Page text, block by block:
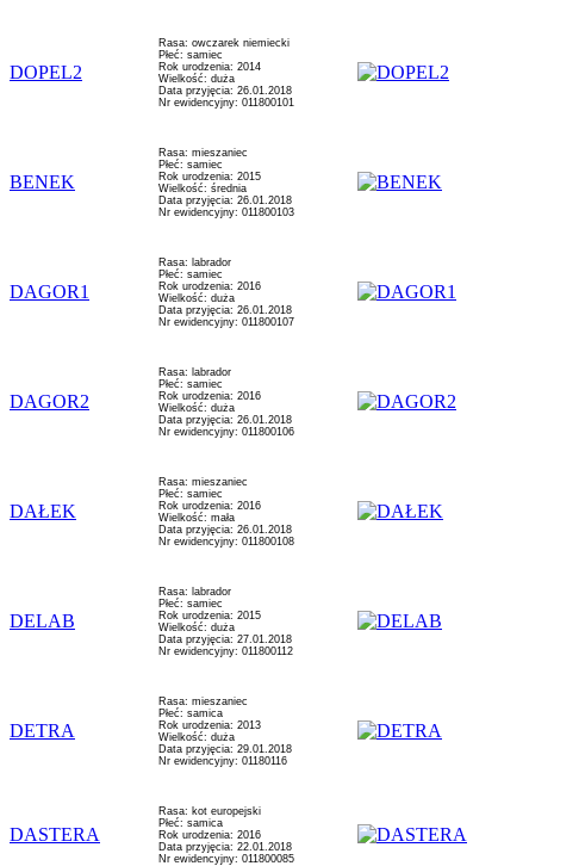
DOPEL2
Rasa: owczarek niemiecki
Płeć: samiec
Rok urodzenia: 2014
Wielkość: duża
Data przyjęcia: 26.01.2018
Nr ewidencyjny: 011800101
BENEK
Rasa: mieszaniec
Płeć: samiec
Rok urodzenia: 2015
Wielkość: średnia
Data przyjęcia: 26.01.2018
Nr ewidencyjny: 011800103
DAGOR1
Rasa: labrador
Płeć: samiec
Rok urodzenia: 2016
Wielkość: duża
Data przyjęcia: 26.01.2018
Nr ewidencyjny: 011800107
DAGOR2
Rasa: labrador
Płeć: samiec
Rok urodzenia: 2016
Wielkość: duża
Data przyjęcia: 26.01.2018
Nr ewidencyjny: 011800106
DAŁEK
Rasa: mieszaniec
Płeć: samiec
Rok urodzenia: 2016
Wielkość: mała
Data przyjęcia: 26.01.2018
Nr ewidencyjny: 011800108
DELAB
Rasa: labrador
Płeć: samiec
Rok urodzenia: 2015
Wielkość: duża
Data przyjęcia: 27.01.2018
Nr ewidencyjny: 011800112
DETRA
Rasa: mieszaniec
Płeć: samica
Rok urodzenia: 2013
Wielkość: duża
Data przyjęcia: 29.01.2018
Nr ewidencyjny: 01180116
DASTERA
Rasa: kot europejski
Płeć: samica
Rok urodzenia: 2016
Data przyjęcia: 22.01.2018
Nr ewidencyjny: 011800085